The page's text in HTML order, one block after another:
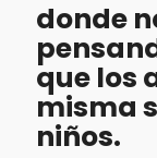
donde
que los
misma
niños.